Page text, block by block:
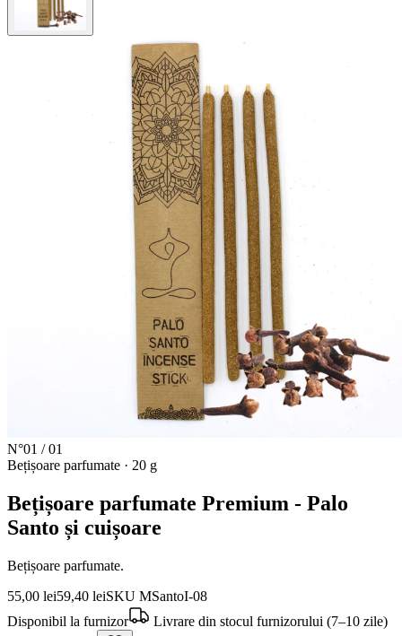
N°01 /01
Bețișoare parfumate · 20 g
Bețișoare parfumate Premium - Palo
Santo și cuișoare
Bețișoare parfumate.
55,00 lei59,40 leiSKU MSantoI-08
Disponibil la furnizor
Livrare din stocul furnizorului (7–10 zile)